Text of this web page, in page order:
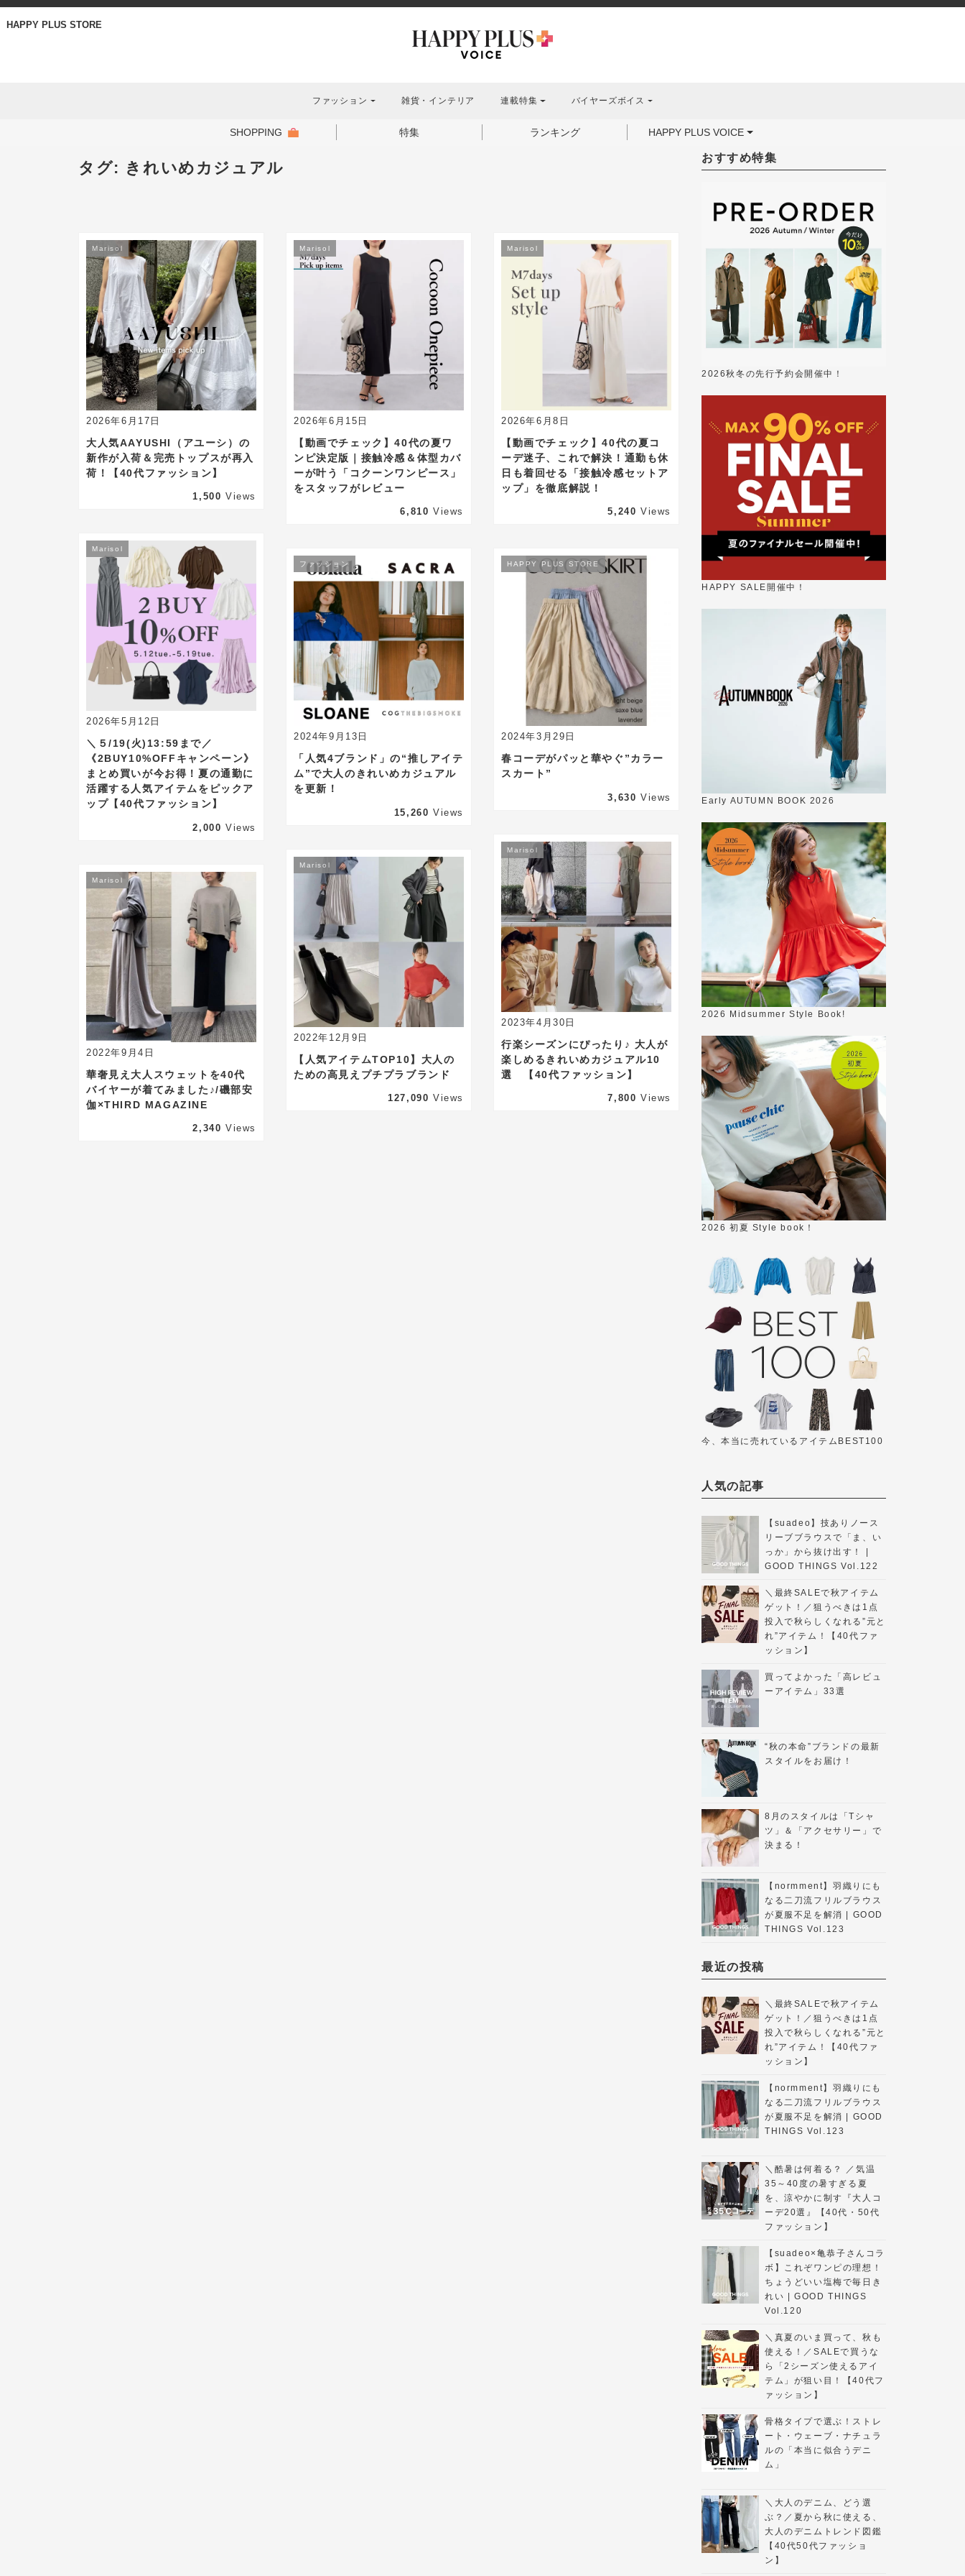
HAPPY PLUS STORE
ファッション 雑貨・インテリア 連載特集 バイヤーズボイス
SHOPPING 特集 ランキング HAPPY PLUS VOICE
タグ: きれいめカジュアル
2026年6月17日
Marisol
大人気AAYUSHI（アユーシ）の
新作が入荷＆完売トップスが再入
荷！【40代ファッション】
1,500 Views
2026年6月15日
Marisol
【動画でチェック】40代の夏ワ
ンピ決定版｜接触冷感＆体型カバ
ーが叶う「コクーンワンピース」
をスタッフがレビュー
6,810 Views
2026年6月8日
Marisol
【動画でチェック】40代の夏コ
ーデ迷子、これで解決！通勤も休
日も着回せる「接触冷感セットア
ップ」を徹底解説！
5,240 Views
2026年5月12日
Marisol
＼５/19(火)13:59まで／
《2BUY10%OFFキャンペーン》
まとめ買いが今お得！夏の通勤に
活躍する人気アイテムをピックア
ップ【40代ファッション】
2,000 Views
2024年9月13日
ファッション
「人気4ブランド」の“推しアイテ
ム”で大人のきれいめカジュアル
を更新！
15,260 Views
2024年3月29日
HAPPY PLUS STORE
春コーデがパッと華やぐ”カラー
スカート”
3,630 Views
2023年4月30日
Marisol
行楽シーズンにぴったり♪ 大人が
楽しめるきれいめカジュアル10
選 【40代ファッション】
7,800 Views
2022年12月9日
Marisol
【人気アイテムTOP10】大人の
ための高見えプチプラブランド
127,090 Views
2022年9月4日
Marisol
華奢見え大人スウェットを40代
バイヤーが着てみました♪/磯部安
伽×THIRD MAGAZINE
2,340 Views
おすすめ特集
2026秋冬の先行予約会開催中！
HAPPY SALE開催中！
Early AUTUMN BOOK 2026
2026 Midsummer Style Book!
2026 初夏 Style book！
今、本当に売れているアイテムBEST100
人気の記事
【suadeo】技ありノース
リーブブラウスで「ま、い
っか」から抜け出す！ |
GOOD THINGS Vol.122
＼最終SALEで秋アイテム
ゲット！／狙うべきは1点
投入で秋らしくなれる”元と
れ”アイテム！【40代ファ
ッション】
買ってよかった「高レビュ
ーアイテム」33選
“秋の本命”ブランドの最新
スタイルをお届け！
8月のスタイルは「Tシャ
ツ」＆「アクセサリー」で
決まる！
【normment】羽織りにも
なる二刀流フリルブラウス
が夏服不足を解消 | GOOD
THINGS Vol.123
最近の投稿
＼最終SALEで秋アイテム
ゲット！／狙うべきは1点
投入で秋らしくなれる”元と
れ”アイテム！【40代ファ
ッション】
【normment】羽織りにも
なる二刀流フリルブラウス
が夏服不足を解消 | GOOD
THINGS Vol.123
＼酷暑は何着る？ ／気温
35～40度の暑すぎる夏
を、涼やかに制す『大人コ
ーデ20選』【40代・50代
ファッション】
【suadeo×亀恭子さんコラ
ボ】これぞワンピの理想！
ちょうどいい塩梅で毎日き
れい | GOOD THINGS
Vol.120
＼真夏のいま買って、秋も
使える！／SALEで買うな
ら「2シーズン使えるアイ
テム」が狙い目！【40代フ
ァッション】
骨格タイプで選ぶ！ストレ
ート・ウェーブ・ナチュラ
ルの「本当に似合うデニ
ム」
＼大人のデニム、どう選
ぶ？／夏から秋に使える、
大人のデニムトレンド図鑑
【40代50代ファッショ
ン】